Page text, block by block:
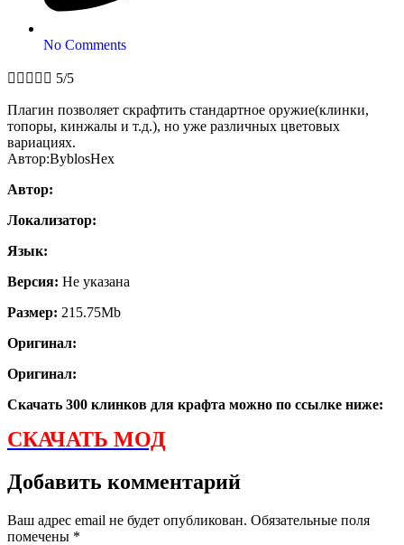
No Comments
     5/5
Плагин позволяет скрафтить стандартное оружие(клинки,
топоры, кинжалы и т.д.), но уже различных цветовых
вариациях.
Автор:ByblosHex
Автор:
Локализатор:
Язык:
Версия: Не указана
Размер: 215.75Mb
Оригинал:
Оригинал:
Скачать 300 клинков для крафта можно по ссылке ниже:
СКАЧАТЬ МОД
Добавить комментарий
Ваш адрес email не будет опубликован. Обязательные поля
помечены *